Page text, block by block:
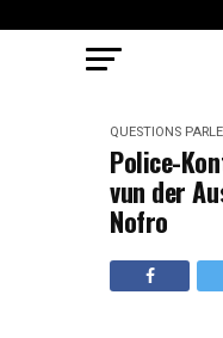
QUESTIONS
Police-
vun der
Nofro